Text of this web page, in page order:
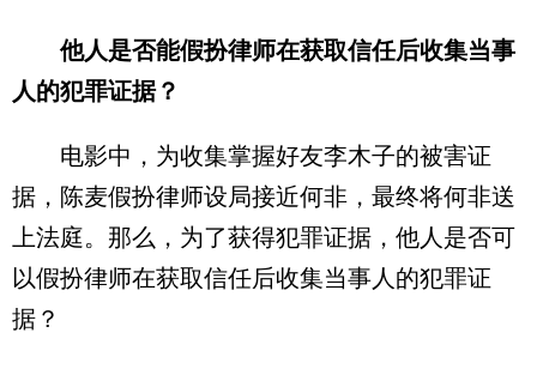
他人是否能假扮律师在获取信任后收集当事
人的犯罪证据？
电影中，为收集掌握好友李木子的被害证
据，陈麦假扮律师设局接近何非，最终将何非送
上法庭。那么，为了获得犯罪证据，他人是否可
以假扮律师在获取信任后收集当事人的犯罪证
据？